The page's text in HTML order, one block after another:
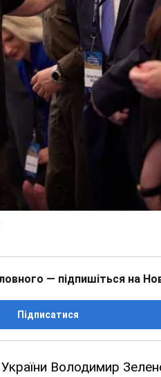
— підпишіться на
Підписатися
Володимир